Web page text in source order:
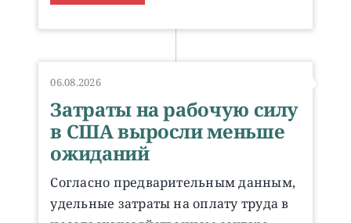
06.08.2026
Затраты на рабочую силу
в США выросли меньше
ожиданий
Согласно предварительным данным,
удельные затраты на оплату труда в